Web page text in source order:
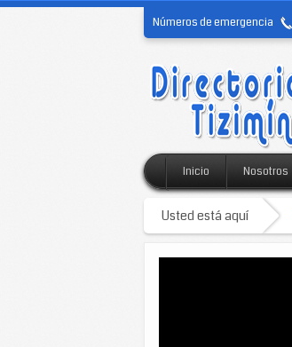
Números de emergencia
Inicio Nosotros
Usted está aquí